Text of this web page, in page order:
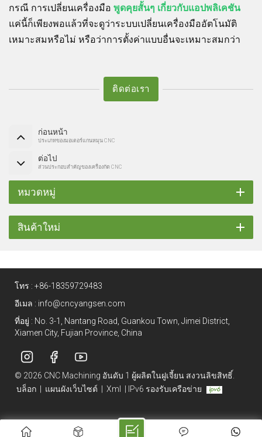
กรณี การเปลี่ยนเครื่องมือ พูดคุยสั้นๆ เกี่ยวกับแอปพลิเคชัน
แค่นี้ก็เพียงพอแล้วที่จะดูว่าระบบเปลี่ยนเครื่องมืออัตโนมัติ
เหมาะสมหรือไม่ หรือว่าการตั้งค่าแบบอื่นจะเหมาะสมกว่า
ติดต่อเรา
ก่อนหน้า
ประเภทของมอเตอร์แกนหมุน CNC
ต่อไป
ส่วนประกอบสำคัญของเครื่องกัด CNC
หมวดหมู่
สินค้าใหม่
โทร : +86-18359729483
อีเมล : info@cncyangsen.com
ที่อยู่ : No. 3-1, Nantang Road, Guankou Town, Jimei District,
Xiamen City, Fujian Province, China
© 2026 CNC Machining อันดับ 1 ผู้ผลิตในฝูเจี้ยน สงวนลิขสิทธิ์.
บล็อก
แผนผังเว็บไซต์ Xml IPv6 รองรับเครือข่าย